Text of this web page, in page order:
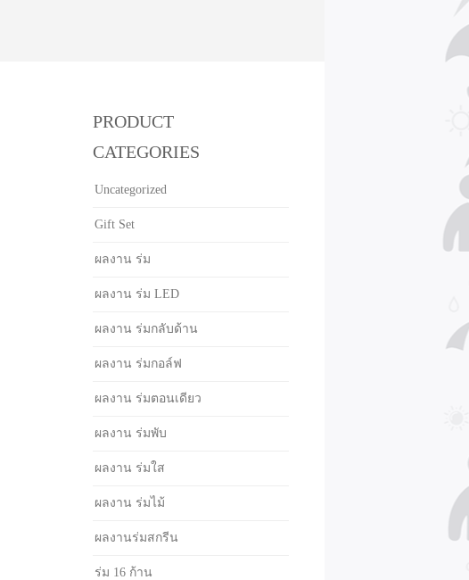
PRODUCT
CATEGORIES
Uncategorized
Gift Set
ผลงาน ร่ม
ผลงาน ร่ม LED
ผลงาน ร่มกลับด้าน
ผลงาน ร่มกอล์ฟ
ผลงาน ร่มตอนเดียว
ผลงาน ร่มพับ
ผลงาน ร่มใส
ผลงาน ร่มไม้
ผลงานร่มสกรีน
ร่ม 16 ก้าน